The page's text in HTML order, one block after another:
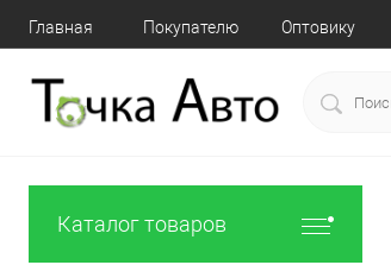
Главная Покупателю Оптовику
Каталог товаров